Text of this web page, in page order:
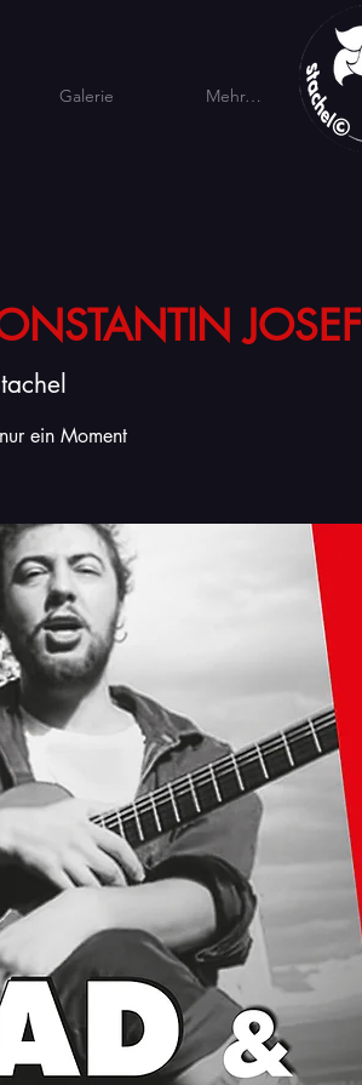
Galerie Mehr…
JOSEF
ein Moment